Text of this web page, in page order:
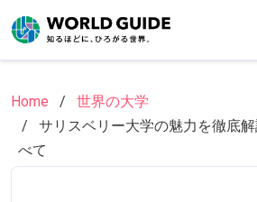
to
main
Home
世界の大学
サリスベリー大学の魅力を徹底
べて